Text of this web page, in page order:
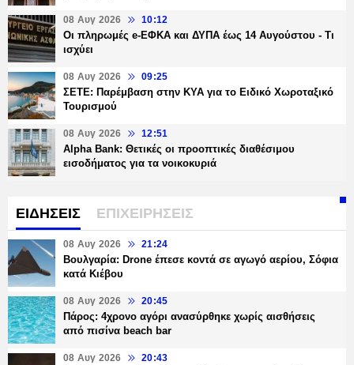
08 Αυγ 2026 10:12
Οι πληρωμές e-ΕΦΚΑ και ΔΥΠΑ έως 14 Αυγούστου - Τι
ισχύει
08 Αυγ 2026 09:25
ΣΕΤΕ: Παρέμβαση στην ΚΥΑ για το Ειδικό Χωροταξικό
Τουρισμού
08 Αυγ 2026 12:51
Alpha Bank: Θετικές οι προοπτικές διαθέσιμου
εισοδήματος για τα νοικοκυριά
ΕΙΔΗΣΕΙΣ ΕΠΙΧΕΙΡΗΣΕΙΣ
08 Αυγ 2026 21:24
Βουλγαρία: Drone έπεσε κοντά σε αγωγό αερίου, Σόφια
κατά Κιέβου
08 Αυγ 2026 20:45
Πάρος: 4χρονο αγόρι ανασύρθηκε χωρίς αισθήσεις
από πισίνα beach bar
08 Αυγ 2026 20:43